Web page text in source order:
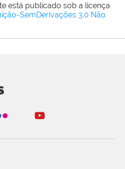
está publicado sob a licença
SemDerivações 3.0 Não